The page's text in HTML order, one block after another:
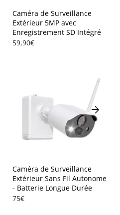
Caméra de Surveillance
Extérieur 5MP avec
Enregistrement SD Intégré
59,90€
arrow_forward
Caméra de Surveillance
Extérieur Sans Fil Autonome
- Batterie Longue Durée
75€